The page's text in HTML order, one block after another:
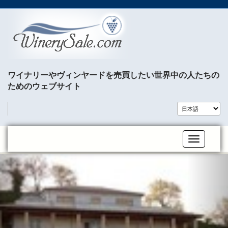
ワイナリーやヴィンヤードを売買したい世界中の人たちの
ためのウェブサイト
Toggle
P
r
e
v
i
N